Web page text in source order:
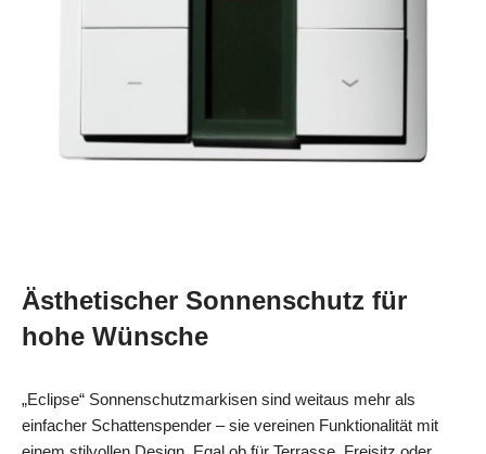
Ästhetischer Sonnenschutz für
hohe Wünsche
„Eclipse“ Sonnenschutzmarkisen sind weitaus mehr als
einfacher Schattenspender – sie vereinen Funktionalität mit